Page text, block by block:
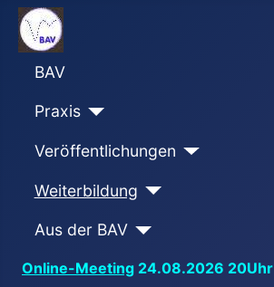
BAV
Praxis
Veröffentlichungen
Weiterbildung
Aus der BAV
Online-Meeting 24.08.2026 20Uhr